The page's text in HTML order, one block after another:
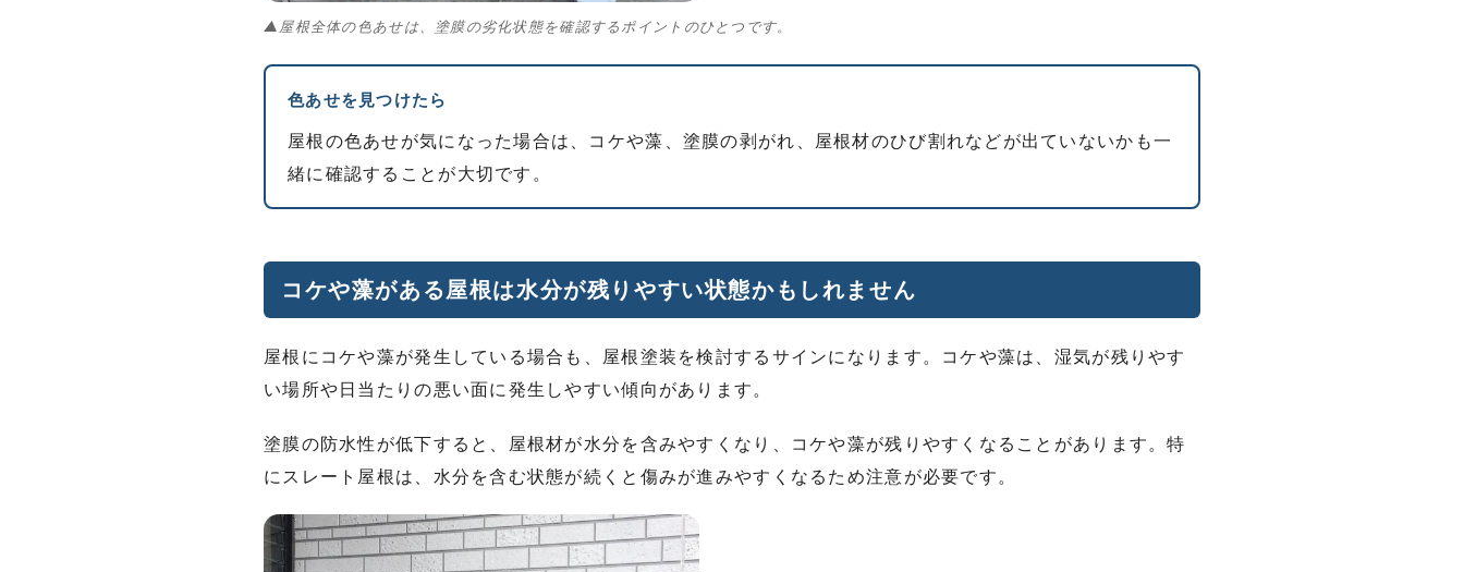
▲屋根全体の色あせは、塗膜の劣化状態を確認するポイントのひとつです。
色あせを見つけたら
屋根の色あせが気になった場合は、コケや藻、塗膜の剥がれ、屋根材のひび割れなどが出ていないかも一
緒に確認することが大切です。
コケや藻がある屋根は水分が残りやすい状態かもしれません
屋根にコケや藻が発生している場合も、屋根塗装を検討するサインになります。コケや藻は、湿気が残りやす
い場所や日当たりの悪い面に発生しやすい傾向があります。
塗膜の防水性が低下すると、屋根材が水分を含みやすくなり、コケや藻が残りやすくなることがあります。特
にスレート屋根は、水分を含む状態が続くと傷みが進みやすくなるため注意が必要です。